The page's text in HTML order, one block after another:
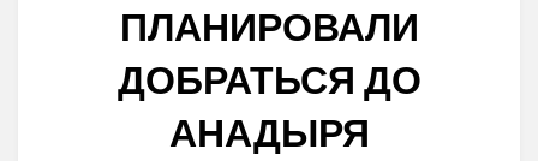
ПЛАНИРОВАЛИ
ДОБРАТЬСЯ ДО
АНАДЫРЯ